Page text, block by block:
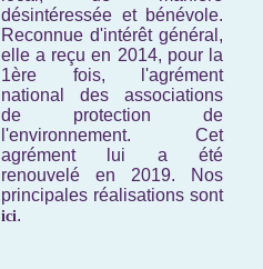
désintéressée et bénévole.
Reconnue d'intérêt général,
elle a reçu en 2014, pour la
1ère fois, l'agrément
national des associations
de protection de
l'environnement. Cet
agrément lui a été
renouvelé en 2019. Nos
principales réalisations sont
ici.